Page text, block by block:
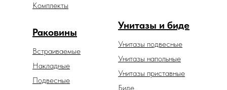
Унитазы и биде
Унитазы подвесные
Унитазы напольные
Унитазы приставные
Раковины
Встраиваемые
Накладные
Подвесные
Биде
Комплекты